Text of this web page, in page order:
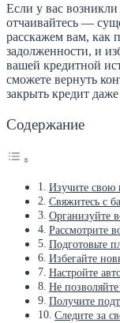
Если у вас
отчаивайтесь —
расскажем вам, как
задолженности, и
вашей кредитной
сможете вернуть
закрыть кредит
Содержание
Изучите свою
Свяжитесь с
Организуйте
Рассмотрите
Подготовьте
Избегайте
Настройте
Не
Получите
Следите за